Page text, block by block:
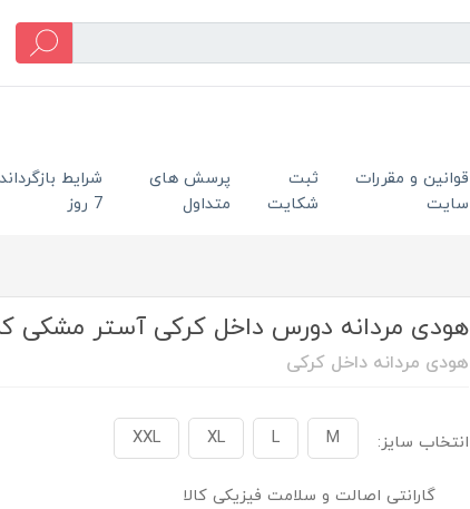
قوانین و مقررات
سایت
ثبت
شکایت
پرسش های
متداول
شرایط
7 روز
هودی مردانه دورس داخل کرکی آستر مشکی کد 2-
هودی مردانه داخل کرکی
انتخاب سایز: M
L
XL
XXL
گارانتی اصالت و سلامت فیزیکی کالا